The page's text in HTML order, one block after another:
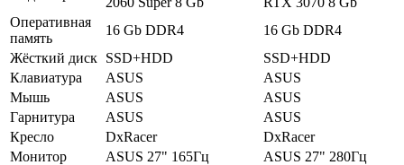
Оперативная
память
16 Gb DDR4
16 Gb DDR4
Жёсткий диск SSD+HDD
SSD+HDD
Клавиатура
ASUS
ASUS
Мышь
ASUS
ASUS
Гарнитура
ASUS
ASUS
Кресло
DxRacer
DxRacer
Монитор
ASUS 27" 165Гц
ASUS 27" 280Гц